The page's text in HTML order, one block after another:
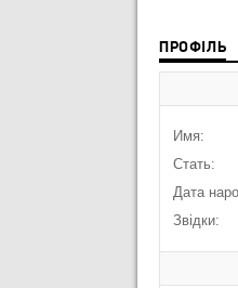
ПРОФІЛЬ
Имя:
Стать:
Дата
Звідки: